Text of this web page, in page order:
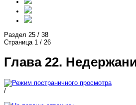
Раздел 25 / 38
Страница 1 / 26
Глава 22.
/